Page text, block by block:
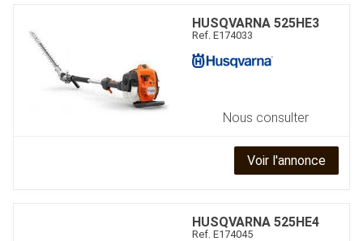
HUSQVARNA 525HE3
Ref. E174033
Nous consulter
Voir l'annonce
HUSQVARNA 525HE4
Ref. E174045